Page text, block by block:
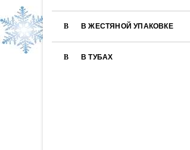
В ЖЕСТЯНОЙ УПАКОВКЕ
В ТУБАХ